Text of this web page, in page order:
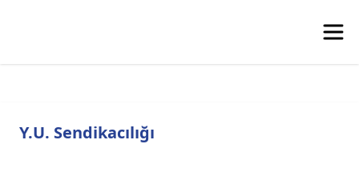
Y.U. Sendikacılığı